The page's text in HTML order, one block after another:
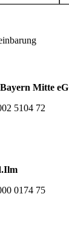
Mitte eG
5104 72
0174 75